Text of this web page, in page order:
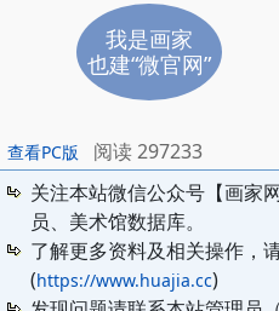
我是画家
也建“微官网”
查看PC版
阅读 297233
关注本站微信公众号【画家
员、美术馆数据库。
了解更多资料及相关操作，
(https://www.huajia.cc)